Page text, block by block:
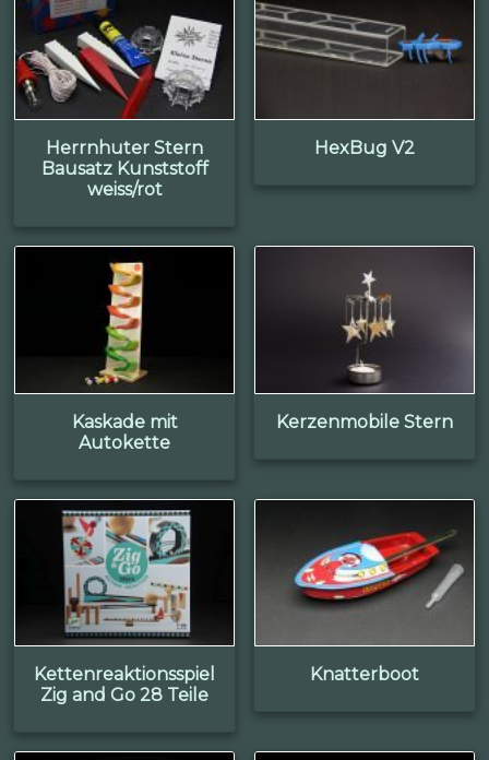
Herrnhuter Stern
Bausatz Kunststoff
weiss/rot
HexBug V2
Kaskade mit
Autokette
Kerzenmobile Stern
Kettenreaktionsspiel
Zig and Go 28 Teile
Knatterboot